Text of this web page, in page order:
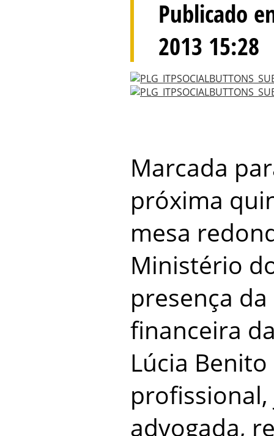
Publicado
2013 15:28
Marcada
próxima
mesa
Ministério
presença
financeira
Lúcia Benito
advogada,